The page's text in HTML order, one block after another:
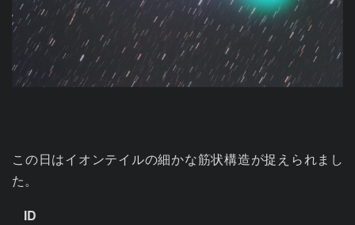
この日はイオンテイルの細かな筋状構造が捉えられまし
た。
ID